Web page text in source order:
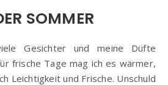
SOMMER
Gesichter und meine Düfte
frische Tage mag ich es wärmer,
Leichtigkeit und Frische. Unschuld